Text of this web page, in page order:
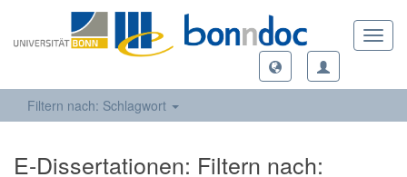
Filtern nach: Schlagwort
E-Dissertationen: Filtern nach: